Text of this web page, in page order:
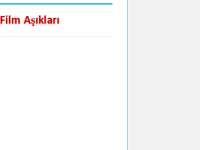
Film Aşıkları